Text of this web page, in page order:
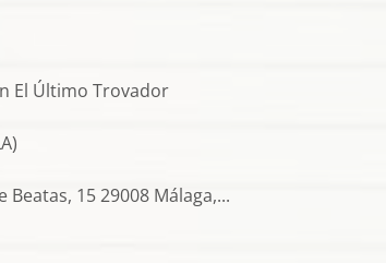
El Último Trovador
Beatas, 15 29008 Málaga,...